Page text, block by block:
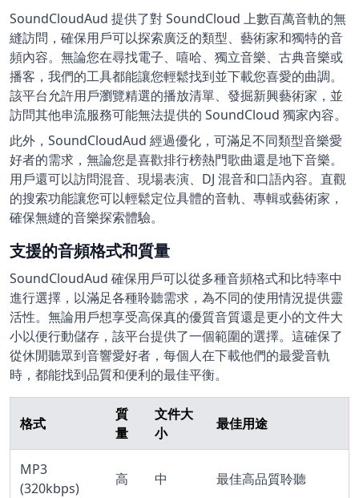
SoundCloudAud 提供了對 SoundCloud 上數百萬音軌的無
縫訪問，確保用戶可以探索廣泛的類型、藝術家和獨特的音
頻內容。無論您在尋找電子、嘻哈、獨立音樂、古典音樂或
播客，我們的工具都能讓您輕鬆找到並下載您喜愛的曲調。
該平台允許用戶瀏覽精選的播放清單、發掘新興藝術家，並
訪問其他串流服務可能無法提供的 SoundCloud 獨家內容。
此外，SoundCloudAud 經過優化，可滿足不同類型音樂愛
好者的需求，無論您是喜歡排行榜熱門歌曲還是地下音樂。
用戶還可以訪問混音、現場表演、DJ 混音和口語內容。直觀
的搜索功能讓您可以輕鬆定位具體的音軌、專輯或藝術家，
確保無縫的音樂探索體驗。
支援的音頻格式和質量
SoundCloudAud 確保用戶可以從多種音頻格式和比特率中
進行選擇，以滿足各種聆聽需求，為不同的使用情況提供靈
活性。無論用戶想享受高保真的優質音質還是更小的文件大
小以便行動儲存，該平台提供了一個範圍的選擇。這確保了
從休閒聽眾到音響愛好者，每個人在下載他們的最愛音軌
時，都能找到品質和便利的最佳平衡。
格式
質
量
文件大
小
最佳用途
MP3
(320kbps)
高 中 最佳高品質聆聽